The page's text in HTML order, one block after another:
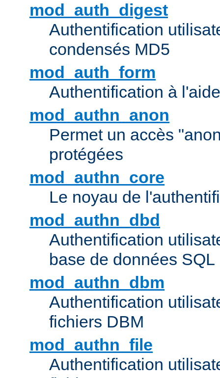
mod_auth_digest
Authentification
condensés MD5
mod_auth_form
Authentification à
mod_authn_anon
Permet un accès
protégées
mod_authn_core
Le noyau de
mod_authn_dbd
Authentification
base de données SQL
mod_authn_dbm
Authentification
fichiers DBM
mod_authn_file
Authentification